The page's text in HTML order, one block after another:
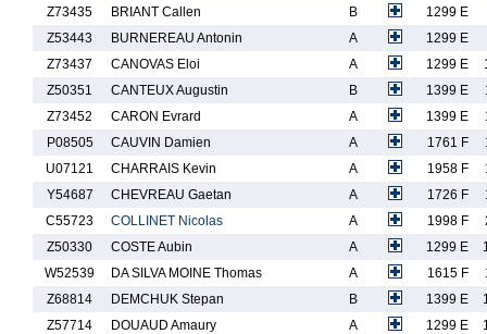
Z73435
BRIANT Callen B
1299 E
Z53443
BURNEREAU Antonin A
1299 E
Z73437
CANOVAS Eloi A 1299 E
Z50351
CANTEUX Augustin B 1399 E
Z73452
CARON Evrard A 1399 E
P08505
CAUVIN Damien A 1761 F
U07121
CHARRAIS Kevin A 1958 F
Y54687
CHEVREAU Gaetan A 1726 F
C55723
COLLINET Nicolas A 1998 F
Z50330
COSTE Aubin A 1299 E
W52539
DA SILVA MOINE Thomas A 1615 F
Z68814
DEMCHUK Stepan B 1399 E
Z57714
DOUAUD Amaury A 1299 E